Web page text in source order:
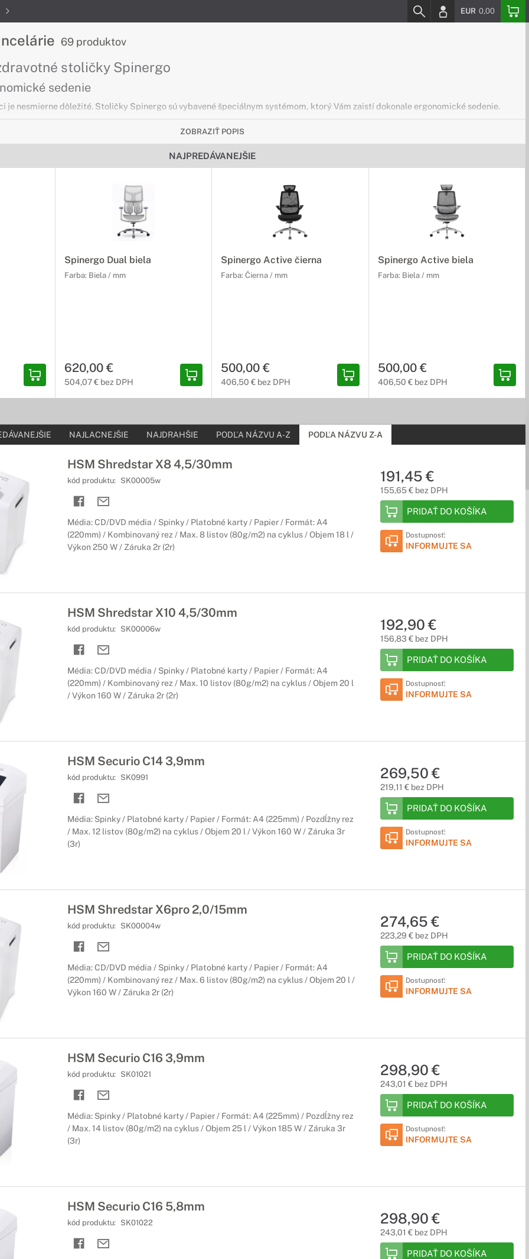
EUR 0,00
69 produktov
stoličky Spinergo
sedenie
je nesmierne dôležité. Stoličky Spinergo sú vybavené špeciálnym systémom, ktorý Vám zaistí dokonale ergonomické sedenie.
nepotrebných dokumentov
ZOBRAZIŤ POPIS
NAJPREDÁVANEJŠIE
Spinergo Dual biela
Farba: Biela / mm
620,00 €
504,07 € bez DPH
Spinergo Active čierna
Farba: Čierna / mm
500,00 €
406,50 € bez DPH
Spinergo Active biela
Farba: Biela / mm
500,00 €
406,50 € bez DPH
NAJLACNEJŠIE NAJDRAHŠIE PODĽA NÁZVU A-Z PODĽA NÁZVU Z-A
HSM Shredstar X8 4,5/30mm
kód produktu: SK00005w
Média: CD/DVD média / Spinky / Platobné karty / Papier / Formát: A4
(220mm) / Kombinovaný rez / Max. 8 listov (80g/m2) na cyklus / Objem 18 l /
Výkon 250 W / Záruka 2r (2r)
191,45 €
155,65 € bez DPH
PRIDAŤ DO KOŠÍKA
Dostupnosť:
INFORMUJTE SA
HSM Shredstar X10 4,5/30mm
kód produktu: SK00006w
Média: CD/DVD média / Spinky / Platobné karty / Papier / Formát: A4
(220mm) / Kombinovaný rez / Max. 10 listov (80g/m2) na cyklus / Objem 20 l
/ Výkon 160 W / Záruka 2r (2r)
192,90 €
156,83 € bez DPH
PRIDAŤ DO KOŠÍKA
Dostupnosť:
INFORMUJTE SA
HSM Securio C14 3,9mm
kód produktu: SK0991
Média: Spinky / Platobné karty / Papier / Formát: A4 (225mm) / Pozdĺžny rez
/ Max. 12 listov (80g/m2) na cyklus / Objem 20 l / Výkon 160 W / Záruka 3r
(3r)
269,50 €
219,11 € bez DPH
PRIDAŤ DO KOŠÍKA
Dostupnosť:
INFORMUJTE SA
HSM Shredstar X6pro 2,0/15mm
kód produktu: SK00004w
Média: CD/DVD média / Spinky / Platobné karty / Papier / Formát: A4
(220mm) / Kombinovaný rez / Max. 6 listov (80g/m2) na cyklus / Objem 20 l /
Výkon 160 W / Záruka 2r (2r)
274,65 €
223,29 € bez DPH
PRIDAŤ DO KOŠÍKA
Dostupnosť:
INFORMUJTE SA
HSM Securio C16 3,9mm
kód produktu: SK01021
Média: Spinky / Platobné karty / Papier / Formát: A4 (225mm) / Pozdĺžny rez
/ Max. 14 listov (80g/m2) na cyklus / Objem 25 l / Výkon 185 W / Záruka 3r
(3r)
298,90 €
243,01 € bez DPH
PRIDAŤ DO KOŠÍKA
Dostupnosť:
INFORMUJTE SA
HSM Securio C16 5,8mm
kód produktu: SK01022 298,90 €
243,01 € bez DPH
PRIDAŤ DO KOŠÍKA